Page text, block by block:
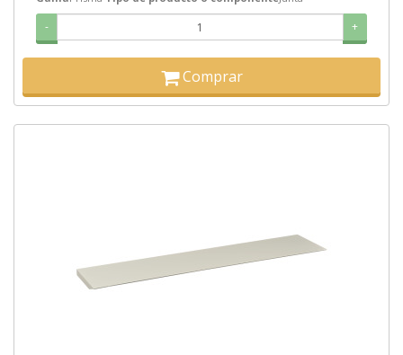
- +
Comprar